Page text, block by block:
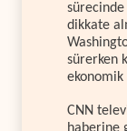
dikkate
sürerken
ekonomik
CNN
haberine